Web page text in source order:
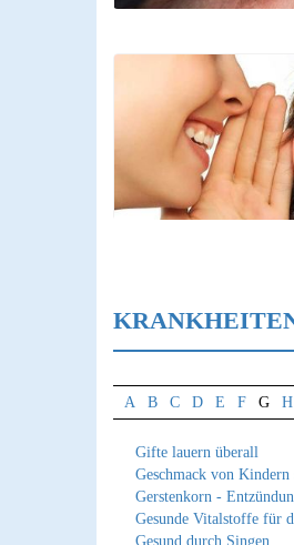
A B C D E F G H
Gifte lauern überall
Geschmack von Kindern
Gerstenkorn -
Gesunde Vitalstoffe für
Gesund durch Singen